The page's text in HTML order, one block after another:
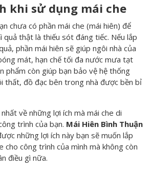
khi sử dụng mái che
chưa có phần mái che (mái hiên) để
quả thật là thiếu sót đáng tiếc. Nếu lắp
phần mái hiên sẽ giúp ngôi nhà của
mát, hạn chế tối đa nước mưa tạt
phẩm còn giúp bạn bảo vệ hệ thống
thất, đồ đạc bên trong nhà được bền bỉ
về những lợi ích mà mái che di
trình của bạn. Mái Hiên Bình Thuận
những lợi ích này bạn sẽ muốn lắp
cho công trình của mình mà không còn
điều gì nữa.